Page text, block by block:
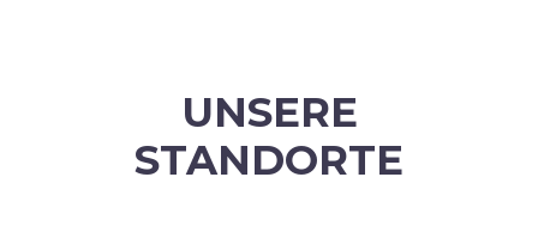
UNSERE
STANDORTE